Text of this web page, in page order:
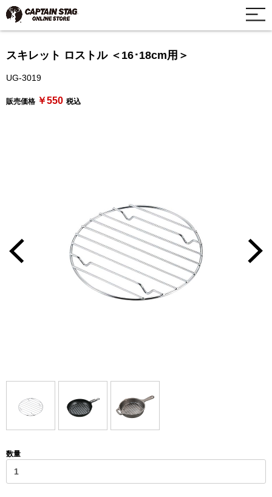
スキレット ロストル ＜16･18cm用＞
UG-3019
販売価格 ￥550 税込
数量